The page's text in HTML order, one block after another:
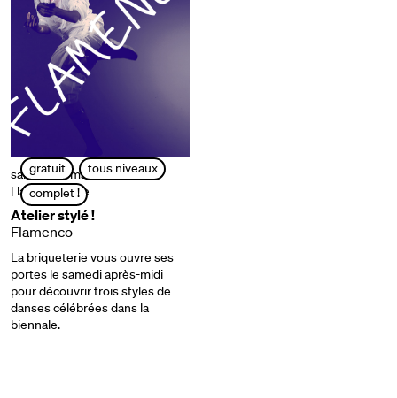
gratuit
tous niveaux
complet !
samedi 22 mars | 15h à 17h
| la briqueterie
Atelier stylé !
Flamenco
La briqueterie vous ouvre ses
portes le samedi après-midi
pour découvrir trois styles de
danses célébrées dans la
biennale.